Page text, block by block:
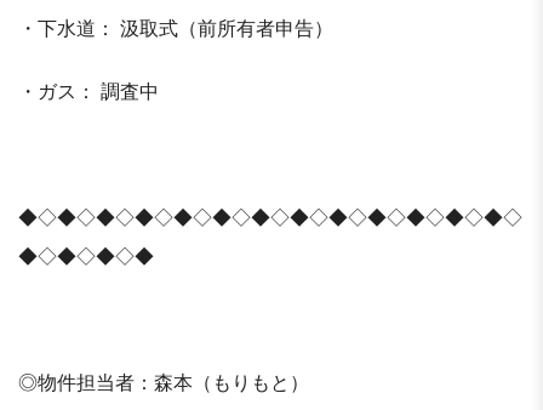
・下水道： 汲取式（前所有者申告）
・ガス： 調査中
◆◇◆◇◆◇◆◇◆◇◆◇◆◇◆◇◆◇◆◇◆◇◆◇◆◇
◆◇◆◇◆◇◆
◎物件担当者：森本（もりもと）